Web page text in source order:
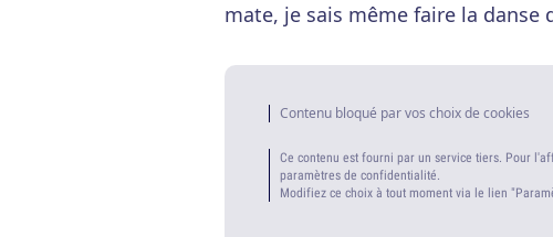
mate, je sais même faire la danse
Contenu bloqué par vos choix de cookies
Ce contenu est fourni par un service tiers. Pour
paramètres de confidentialité.
Modifiez ce choix à tout moment via le lien